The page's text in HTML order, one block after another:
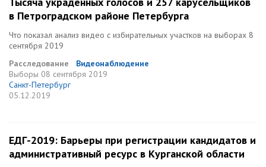
в Петроградском районе Петербурга
Что показал анализ видео с избирательных участков на выборах 8
сентября 2019
Расследование
Видеонаблюдение
Выборы 08 сентября 2019
Санкт-Петербург
05.12.2019
ЕДГ-2019: Барьеры при регистрации кандидатов и
административный ресурс в Курганской области